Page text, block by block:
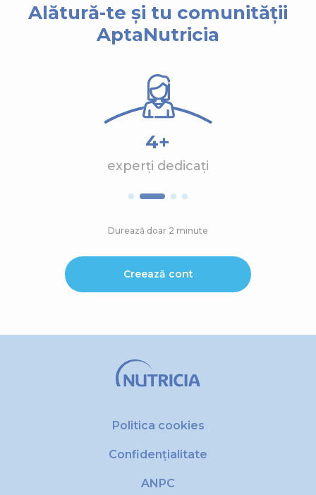
Alătură-te și tu comunității
AptaNutricia
4+
experți dedicați
Durează doar 2 minute
Creează cont
Politica cookies
Confidențialitate
ANPC